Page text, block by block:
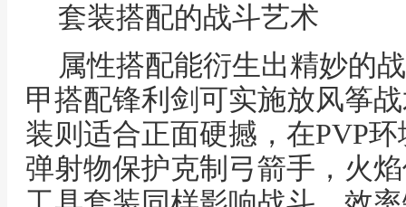
套装搭配的战斗艺术
属性搭配能衍生出精妙的
甲搭配锋利剑可实施放风筝
装则适合正面硬撼，在PVP
弹射物保护克制弓箭手，火